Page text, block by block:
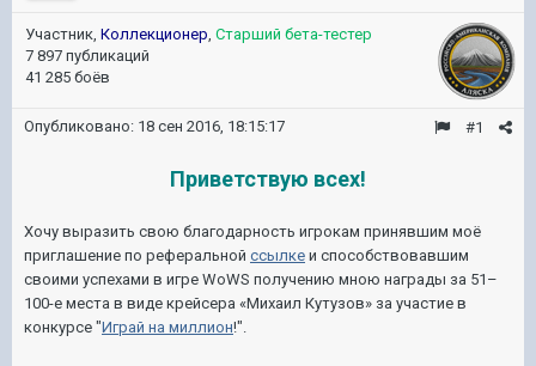
Участник, Коллекционер, Старший бета-тестер
7 897 публикаций
41 285 боёв
#1
Опубликовано: 18 сен 2016, 18:15:17
Приветствую всех!
Хочу выразить свою благодарность игрокам принявшим моё
приглашение по реферальной ссылке и способствовавшим
своими успехами в игре WoWS получению мною награды за 51–
100-е места в виде крейсера «Михаил Кутузов» за участие в
конкурсе "Играй на миллион!".